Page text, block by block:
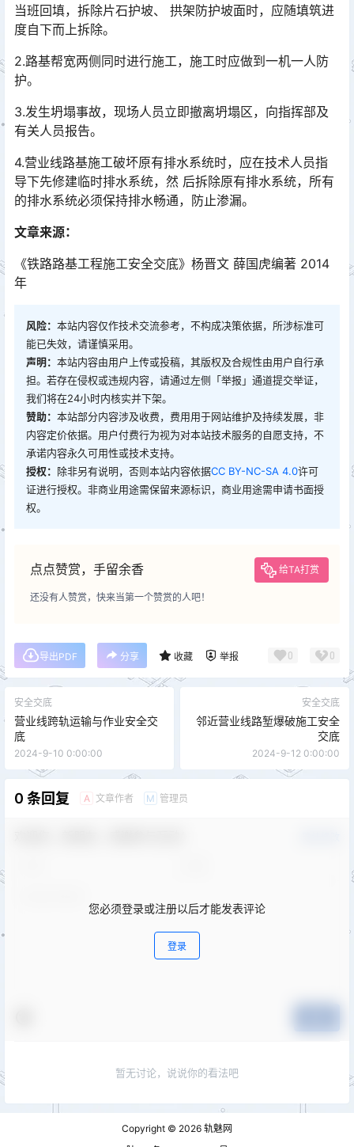
当班回填，拆除片石护坡、 拱架防护坡面时，应随填筑进
度自下而上拆除。
2.路基帮宽两侧同时进行施工，施工时应做到一机一人防
护。
3.发生坍塌事故，现场人员立即撤离坍塌区，向指挥部及
有关人员报告。
4.营业线路基施工破坏原有排水系统时，应在技术人员指
导下先修建临时排水系统，然 后拆除原有排水系统，所有
的排水系统必须保持排水畅通，防止渗漏。
文章来源：
《铁路路基工程施工安全交底》杨晋文 薛国虎编著 2014
年
风险： 本站内容仅作技术交流参考，不构成决策依据，所涉标准可
能已失效，请谨慎采用。
声明： 本站内容由用户上传或投稿，其版权及合规性由用户自行承
担。若存在侵权或违规内容，请通过左侧「举报」通道提交举证，
我们将在24小时内核实并下架。
赞助： 本站部分内容涉及收费，费用用于网站维护及持续发展，非
内容定价依据。用户付费行为视为对本站技术服务的自愿支持，不
承诺内容永久可用性或技术支持。
授权： 除非另有说明，否则本站内容依据CC BY-NC-SA 4.0许可
证进行授权。非商业用途需保留来源标识，商业用途需申请书面授
权。
点点赞赏，手留余香 给TA打赏
还没有人赞赏，快来当第一个赞赏的人吧！
导出PDF 分享 收藏 举报 0 0
安全交底
营业线跨轨运输与作业安全交
底
2024-9-10 0:00:00
安全交底
邻近营业线路堑爆破施工安全
交底
2024-9-12 0:00:00
0 条回复 A 文章作者 M 管理员
您必须登录或注册以后才能发表评论
登录
暂无讨论，说说你的看法吧
Copyright © 2026 轨魅网